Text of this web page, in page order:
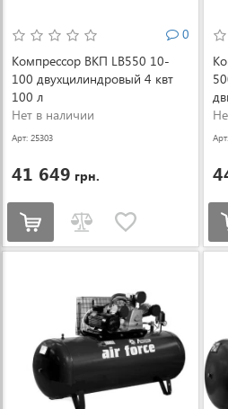
0
Компрессор ВКП LB550 10-
100 двухцилиндровый 4 квт
100 л
Нет в наличии
Арт: 25303
41 649 грн.